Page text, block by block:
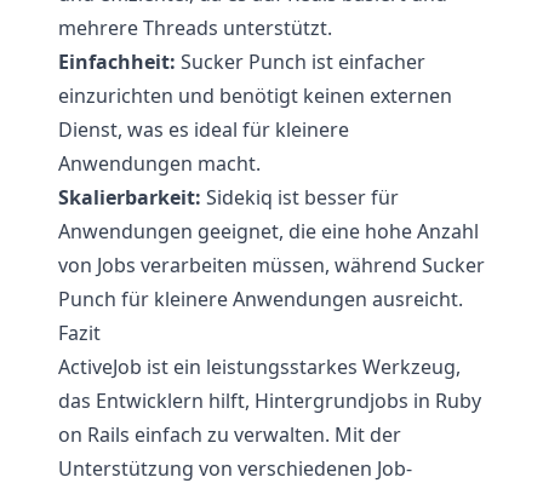
mehrere Threads unterstützt.
Einfachheit: Sucker Punch ist einfacher
einzurichten und benötigt keinen externen
Dienst, was es ideal für kleinere
Anwendungen macht.
Skalierbarkeit: Sidekiq ist besser für
Anwendungen geeignet, die eine hohe Anzahl
von Jobs verarbeiten müssen, während Sucker
Punch für kleinere Anwendungen ausreicht.
Fazit
ActiveJob ist ein leistungsstarkes Werkzeug,
das Entwicklern hilft, Hintergrundjobs in Ruby
on Rails einfach zu verwalten. Mit der
Unterstützung von verschiedenen Job-